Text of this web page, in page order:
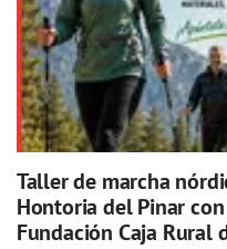
Taller de marcha
Hontoria del Pinar
Fundación Caja Rural